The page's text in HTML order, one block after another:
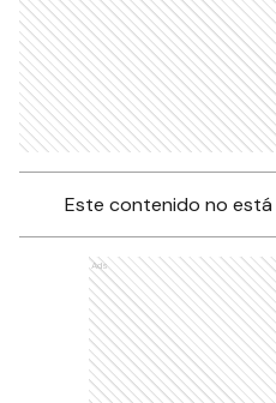
Este contenido no
Ads